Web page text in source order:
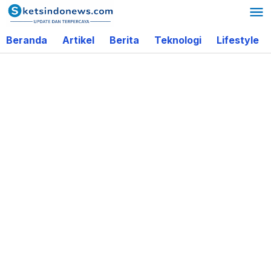
Lewati
ke
konten
Beranda Artikel Berita Teknologi Lifestyle